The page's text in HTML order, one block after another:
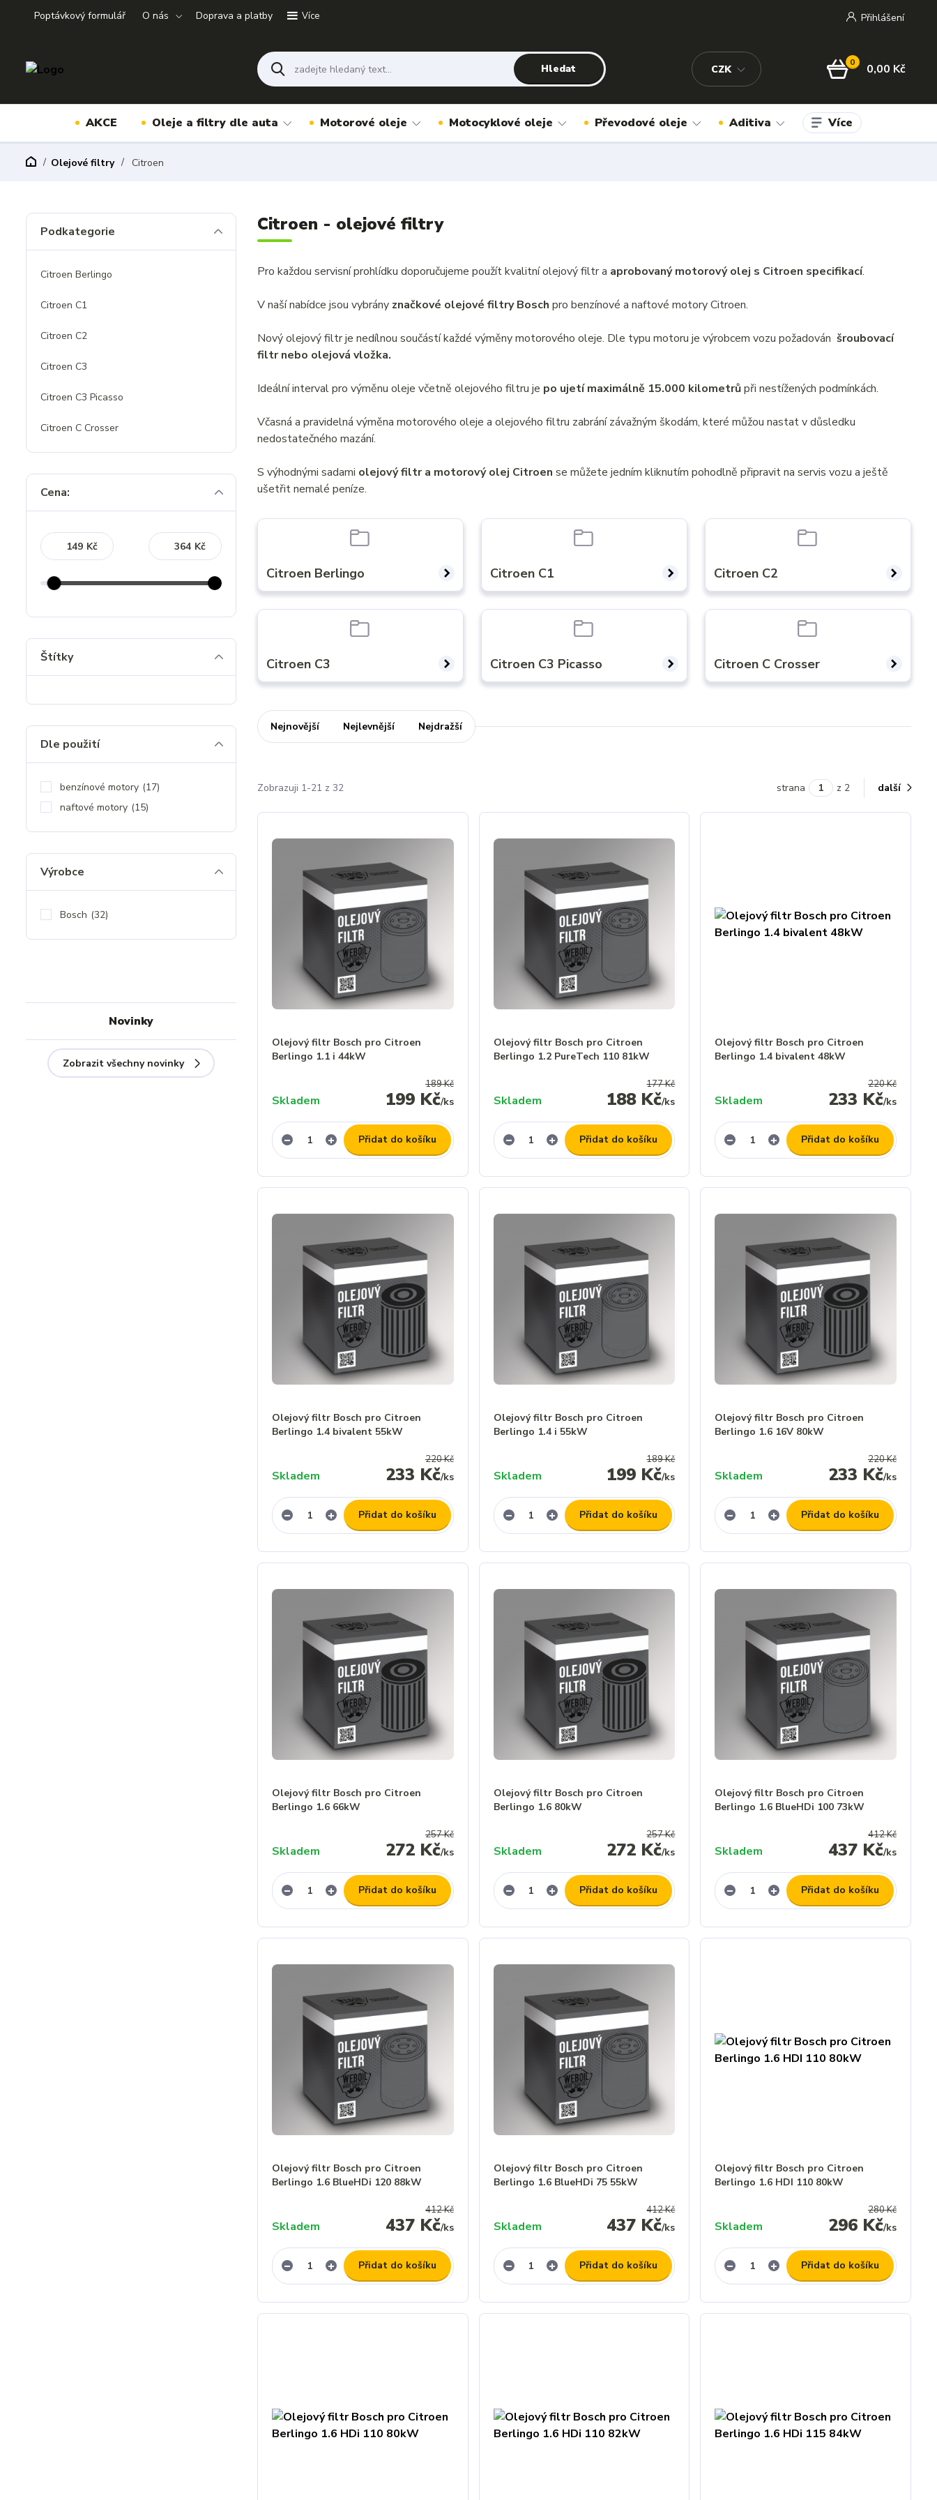
Poptávkový formulář O nás Doprava a platby Více
CZK
Přihlášení
Hledat 0 0,00 Kč
AKCE Oleje a filtry dle auta Motorové oleje Motocyklové oleje Převodové oleje Aditiva Více
Olejové filtry Citroen
Citroen - olejové filtry
Pro každou servisní prohlídku doporučujeme použít kvalitní olejový filtr a aprobovaný motorový olej s Citroen specifikací.
V naší nabídce jsou vybrány značkové olejové filtry Bosch pro benzínové a naftové motory Citroen.
Nový olejový filtr je nedílnou součástí každé výměny motorového oleje. Dle typu motoru je výrobcem vozu požadovánšroubovací
filtr nebo olejová vložka.
Ideální interval pro výměnu oleje včetně olejového filtru je po ujetí maximálně 15.000 kilometrůpři nestížených podmínkách.
Včasná a pravidelná výměna motorového oleje a olejového filtru zabrání závažným škodám, které můžou nastat v důsledku
nedostatečného mazání.
S výhodnými sadami olejový filtr a motorový olej Citroen se můžete jedním kliknutím pohodlně připravit na servis vozu a ještě
ušetřit nemalé peníze.
Citroen Berlingo Citroen C1 Citroen C2
Citroen C3 Citroen C3 Picasso Citroen C Crosser
Nejnovější Nejlevnější Nejdražší
Zobrazuji 1-21 z 32 strana z 2 další
Olejový filtr Bosch pro Citroen
Berlingo 1.1 i 44kW
189 Kč
199 Kč/ks
Skladem
Přidat do košíku
Olejový filtr Bosch pro Citroen
Berlingo 1.2 PureTech 110 81kW
177 Kč
188 Kč/ks
Skladem
Přidat do košíku
Olejový filtr Bosch pro Citroen
Berlingo 1.4 bivalent 48kW
220 Kč
233 Kč/ks
Skladem
Přidat do košíku
Olejový filtr Bosch pro Citroen
Berlingo 1.4 bivalent 55kW
220 Kč
233 Kč/ks
Skladem
Přidat do košíku
Olejový filtr Bosch pro Citroen
Berlingo 1.4 i 55kW
189 Kč
199 Kč/ks
Skladem
Přidat do košíku
Olejový filtr Bosch pro Citroen
Berlingo 1.6 16V 80kW
220 Kč
233 Kč/ks
Skladem
Přidat do košíku
Olejový filtr Bosch pro Citroen
Berlingo 1.6 66kW
257 Kč
272 Kč/ks
Skladem
Přidat do košíku
Olejový filtr Bosch pro Citroen
Berlingo 1.6 80kW
257 Kč
272 Kč/ks
Skladem
Přidat do košíku
Olejový filtr Bosch pro Citroen
Berlingo 1.6 BlueHDi 100 73kW
412 Kč
437 Kč/ks
Skladem
Přidat do košíku
Olejový filtr Bosch pro Citroen
Berlingo 1.6 BlueHDi 120 88kW
412 Kč
437 Kč/ks
Skladem
Přidat do košíku
Olejový filtr Bosch pro Citroen
Berlingo 1.6 BlueHDi 75 55kW
412 Kč
437 Kč/ks
Skladem
Přidat do košíku
Olejový filtr Bosch pro Citroen
Berlingo 1.6 HDI 110 80kW
280 Kč
296 Kč/ks
Skladem
Přidat do košíku
Podkategorie
Citroen Berlingo
Citroen C1
Citroen C2
Citroen C3
Citroen C3 Picasso
Citroen C Crosser
Cena:
Kč Kč
Štítky
Dle použití
benzínové motory (17)
naftové motory (15)
Výrobce
Bosch (32)
Novinky
Zobrazit všechny novinky